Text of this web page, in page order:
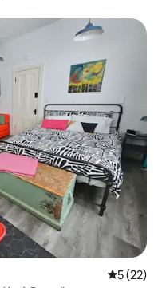
appréciés
5 (22)